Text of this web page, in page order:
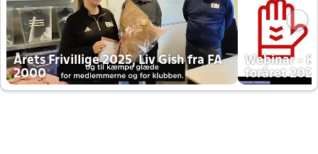
Årets Frivillige 2025, Liv Gish fra FA
2000
Webinar -
foråret